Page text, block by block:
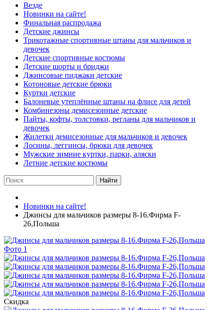
Везде
Новинки на сайте!
Финальная распродажа
Детские джинсы
Трикотажные спортивные штаны для мальчиков и
девочек
Детские спортивные костюмы
Детские шорты и бриджи
Джинсовые пиджаки детские
Котоновые детские брюки
Куртки детские
Балоневые утеплённые штаны на флисе для детей
Комбинезоны демисезонные детские
Пайты, кофты, толстовки, регланы для мальчиков и
девочек
Жилетки демисезонные для мальчиков и девочек
Лосины, леггинсы, брюки для девочек
Мужские зимние куртки, парки, аляски
Летние детские костюмы
Найти
Новинки на сайте!
Джинсы для мальчиков размеры 8-16.Фирма F-
26,Польша
Скидка